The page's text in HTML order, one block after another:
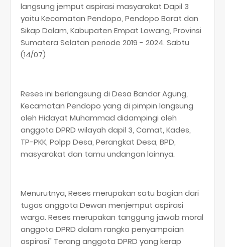
langsung jemput aspirasi masyarakat Dapil 3
yaitu Kecamatan Pendopo, Pendopo Barat dan
Sikap Dalam, Kabupaten Empat Lawang, Provinsi
Sumatera Selatan periode 2019 - 2024. Sabtu
(14/07)
Reses ini berlangsung di Desa Bandar Agung,
Kecamatan Pendopo yang di pimpin langsung
oleh Hidayat Muhammad didampingi oleh
anggota DPRD wilayah dapil 3, Camat, Kades,
TP-PKK, Polpp Desa, Perangkat Desa, BPD,
masyarakat dan tamu undangan lainnya.
Menurutnya, Reses merupakan satu bagian dari
tugas anggota Dewan menjemput aspirasi
warga. Reses merupakan tanggung jawab moral
anggota DPRD dalam rangka penyampaian
aspirasi" Terang anggota DPRD yang kerap